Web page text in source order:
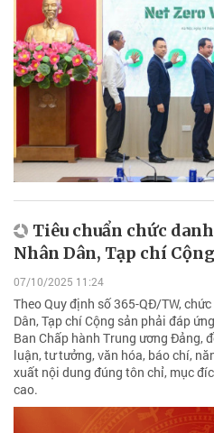
Tiêu chuẩn chức
Nhân Dân, Tạp chí
07/10/2025 11:24
Theo Quy định số 365-QĐ/TW,
Dân, Tạp chí Cộng sản phải đáp
Ban Chấp hành Trung ương Đảng,
luận, tư tưởng, văn hóa, báo chí,
xuất nội dung đúng tôn chỉ, mục
cao.